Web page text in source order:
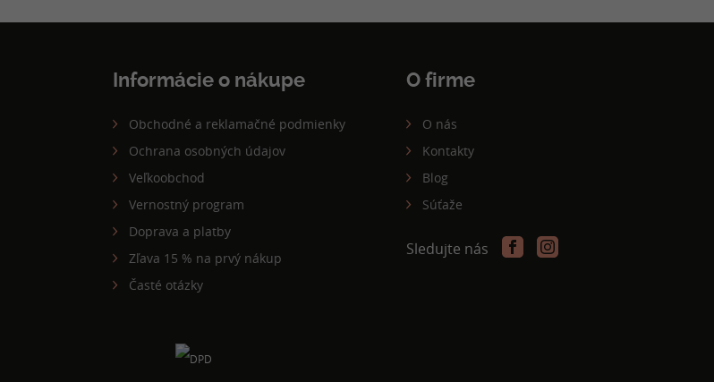
Informácie o nákupe
Obchodné a reklamačné podmienky
Ochrana osobných údajov
Veľkoobchod
Vernostný program
Doprava a platby
Zľava 15 % na prvý nákup
Časté otázky
O firme
O nás
Kontakty
Blog
Súťaže
Sledujte nás